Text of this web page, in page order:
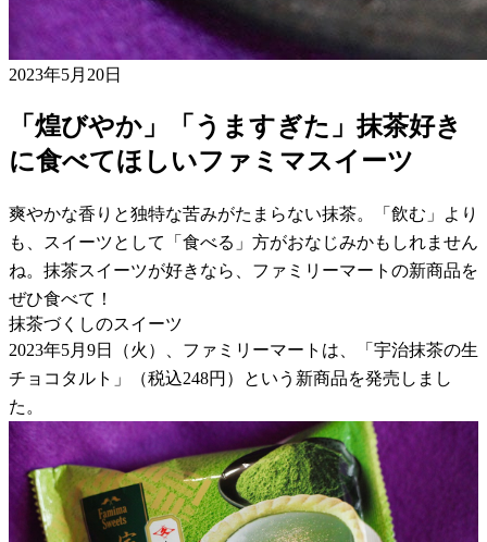
2023年5月20日
「煌びやか」「うますぎた」抹茶好き
に食べてほしいファミマスイーツ
爽やかな香りと独特な苦みがたまらない抹茶。「飲む」より
も、スイーツとして「食べる」方がおなじみかもしれません
ね。抹茶スイーツが好きなら、ファミリーマートの新商品を
ぜひ食べて！
抹茶づくしのスイーツ
2023年5月9日（火）、ファミリーマートは、「宇治抹茶の生
チョコタルト」（税込248円）という新商品を発売しまし
た。